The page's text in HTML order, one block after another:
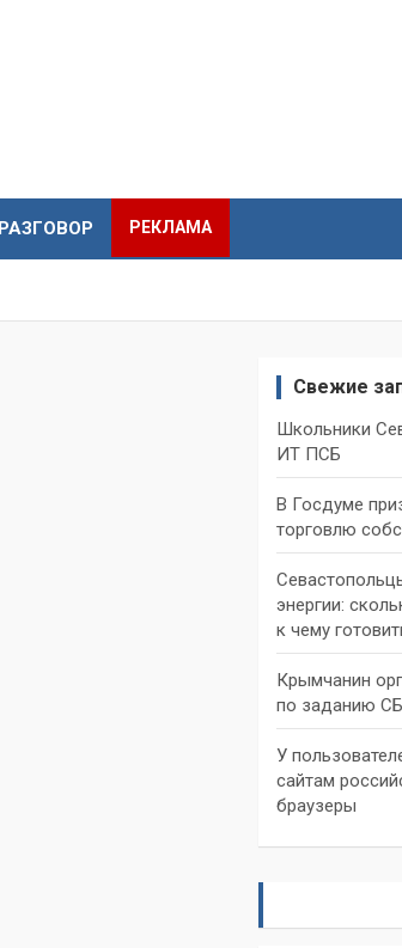
РЕКЛАМА
Свежие
Школьники
ИТ ПСБ
В Госдуме
торговлю
энергии:
к чему
Крымчанин
по заданию
У
сайтам
браузеры